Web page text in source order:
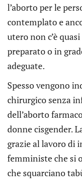
l’aborto per le
contemplato e
utero non c’è
preparato o in
adeguate.
Spesso vengono
chirurgico senza
dell’aborto
donne cisgender.
grazie al lavoro di
femministe che si
che squarciano